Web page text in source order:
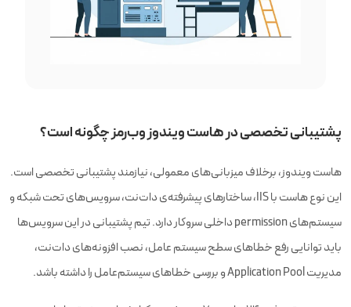
پشتیبانی تخصصی در هاست ویندوز وب‌رمز چگونه است؟
هاست ویندوز، برخلاف میزبانی‌های معمولی، نیازمند پشتیبانی تخصصی است.
این نوع هاست با IIS، ساختارهای پیشرفته‌ی دات‌نت، سرویس‌های تحت شبکه و
سیستم‌های permission داخلی سروکار دارد. تیم پشتیبانی در این سرویس‌ها
باید توانایی رفع خطاهای سطح سیستم عامل، نصب افزونه‌های دات‌نت،
مدیریت Application Pool و بررسی خطاهای سیستم‌عامل را داشته باشد.